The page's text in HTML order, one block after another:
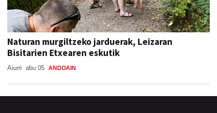
Naturan murgiltzeko jarduerak, Leizaran
Bisitarien Etxearen eskutik
Aiurri abu 05 ANDOAIN